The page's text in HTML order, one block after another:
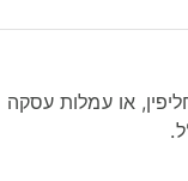
או עמלות עסקה